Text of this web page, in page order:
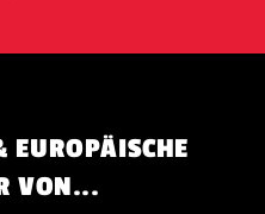
EUROPÄISCHE
VON...